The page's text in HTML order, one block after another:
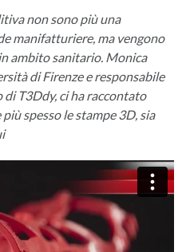
non sono più una
manifatturiere, ma vengono
ambito sanitario. Monica
di Firenze e responsabile
T3Ddy, ci ha raccontato
spesso le stampe 3D, sia